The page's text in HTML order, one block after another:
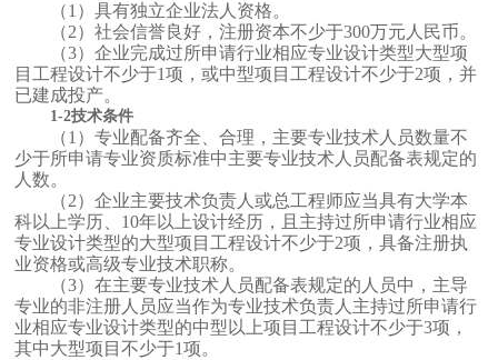
（1）具有独立企业法人资格。
（2）社会信誉良好，注册资本不少于300万元人民币。
（3）企业完成过所申请行业相应专业设计类型大型项
目工程设计不少于1项，或中型项目工程设计不少于2项，并
已建成投产。
1-2技术条件
（1）专业配备齐全、合理，主要专业技术人员数量不
少于所申请专业资质标准中主要专业技术人员配备表规定的
人数。
（2）企业主要技术负责人或总工程师应当具有大学本
科以上学历、10年以上设计经历，且主持过所申请行业相应
专业设计类型的大型项目工程设计不少于2项，具备注册执
业资格或高级专业技术职称。
（3）在主要专业技术人员配备表规定的人员中，主导
专业的非注册人员应当作为专业技术负责人主持过所申请行
业相应专业设计类型的中型以上项目工程设计不少于3项，
其中大型项目不少于1项。